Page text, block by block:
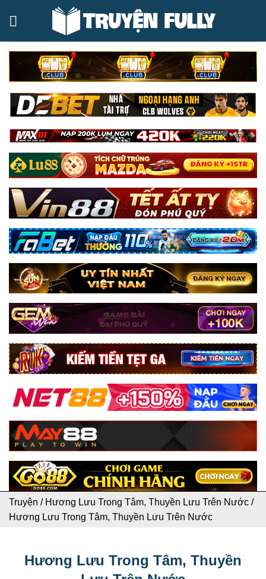
Truyện / Hương Lưu Trong Tâm, Thuyền Lưu Trên Nước /
Hương Lưu Trong Tâm, Thuyền Lưu Trên Nước
Hương Lưu Trong Tâm, Thuyền